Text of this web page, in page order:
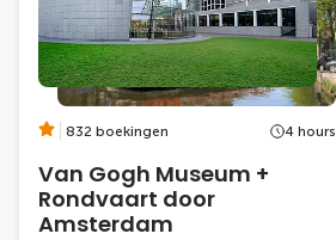
832 boekingen 4 hours
Van Gogh Museum +
Rondvaart door
Amsterdam